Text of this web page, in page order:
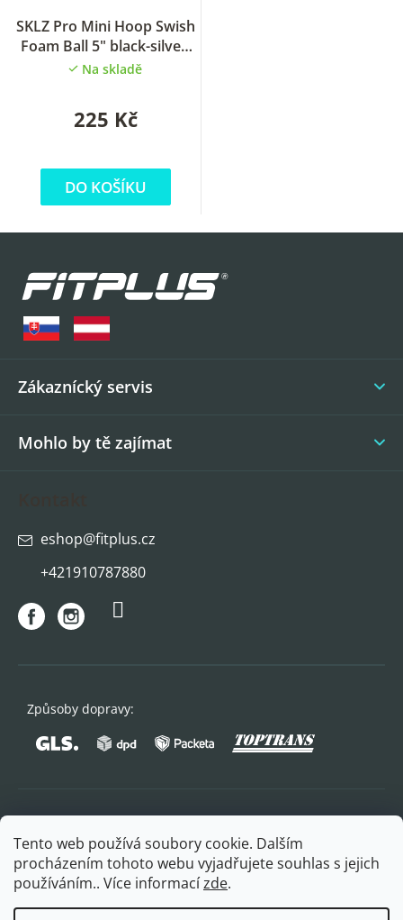
Tento web používá soubory cookie. Dalším
procházením tohoto webu vyjadřujete souhlas s jejich
používáním.. Více informacízde.
SKLZ Pro Mini Hoop Swish
Foam Ball 5" black-silver,
pěnový mini basketbalový
Na skladě
225 Kč
DO KOŠÍKU
Zákaznícký servis
Mohlo by tě zajímat
eshop@fitplus.cz
+421910787880
Způsoby dopravy: